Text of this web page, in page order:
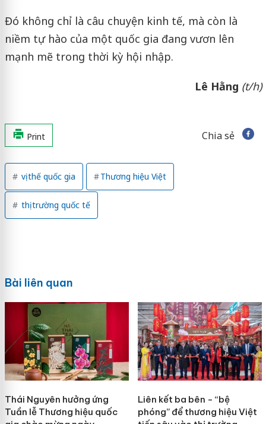
Đó không chỉ là câu chuyện kinh tế, mà còn là
niềm tự hào của một quốc gia đang vươn lên
mạnh mẽ trong thời kỳ hội nhập.
Lê Hằng (t/h)
Print Chia sẻ
vị thế quốc gia Thương hiệu Việt
thị trường quốc tế
Bài liên quan
Thái Nguyên hưởng ứng
Tuần lễ Thương hiệu quốc
Liên kết ba bên - “bệ
phóng” để thương hiệu Việt